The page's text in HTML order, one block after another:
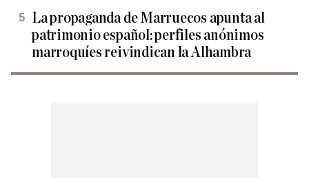
La propaganda de Marruecos apunta al
patrimonio español: perfiles anónimos
marroquíes reivindican la Alhambra